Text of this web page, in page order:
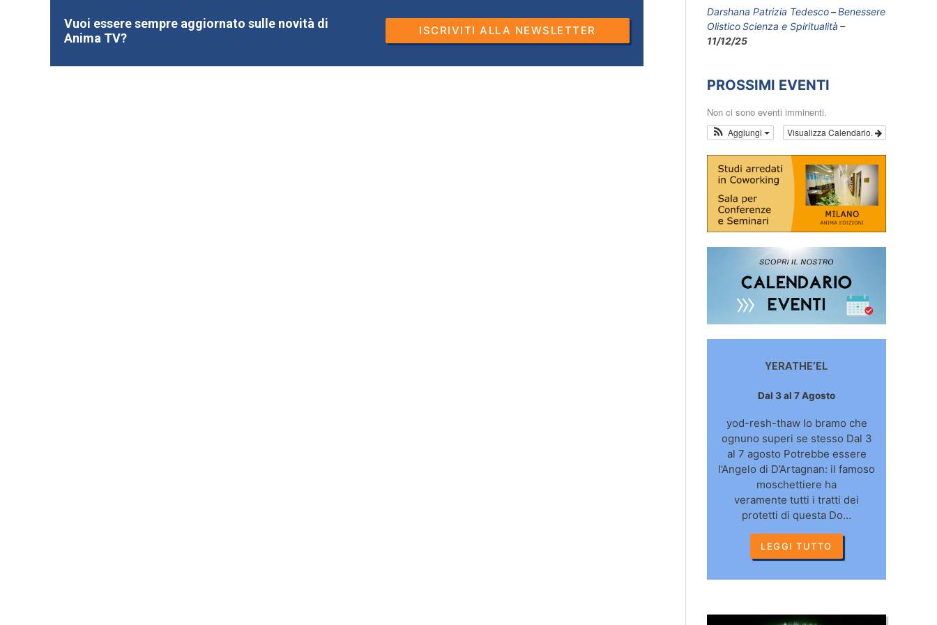
Vuoi essere sempre aggiornato sulle novità di
Anima TV?
ISCRIVITI ALLA NEWSLETTER
Darshana Patrizia Tedesco
Benessere
OlisticoScienza e Spiritualità
11/12/25
PROSSIMI EVENTI
Non ci sono eventi imminenti.
Visualizza Calendario.
Aggiungi
YERATHE’EL
Dal 3 al 7 Agosto
yod-resh-thaw Io bramo che
ognuno superi se stesso Dal 3
al 7 agosto Potrebbe essere
l’Angelo di D’Artagnan: il famoso
moschettiere ha
veramente tutti i tratti dei
protetti di questa Do…
LEGGI TUTTO